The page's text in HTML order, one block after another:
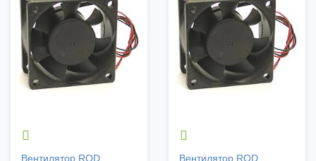

Вентилятор RQD

Вентилятор RQD